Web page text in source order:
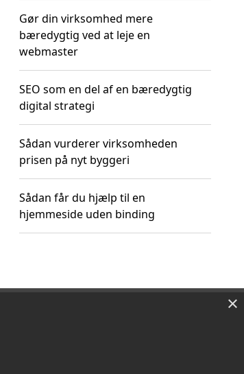
Gør din virksomhed mere
bæredygtig ved at leje en
webmaster
SEO som en del af en bæredygtig
digital strategi
Sådan vurderer virksomheden
prisen på nyt byggeri
Sådan får du hjælp til en
hjemmeside uden binding
×